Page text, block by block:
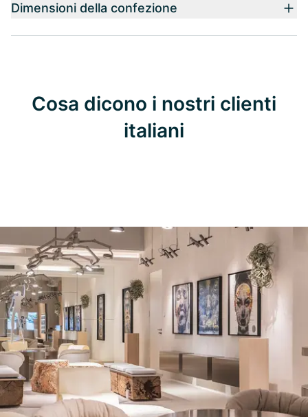
Dimensioni della confezione
Cosa dicono i nostri clienti
italiani